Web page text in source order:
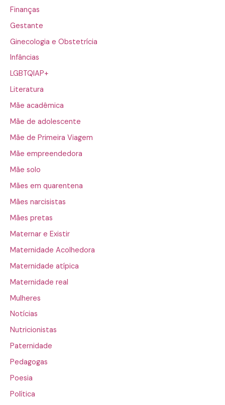
Finanças
Gestante
Ginecologia e Obstetrícia
Infâncias
LGBTQIAP+
Literatura
Mãe acadêmica
Mãe de adolescente
Mãe de Primeira Viagem
Mãe empreendedora
Mãe solo
Mães em quarentena
Mães narcisistas
Mães pretas
Maternar e Existir
Maternidade Acolhedora
Maternidade atípica
Maternidade real
Mulheres
Notícias
Nutricionistas
Paternidade
Pedagogas
Poesia
Política